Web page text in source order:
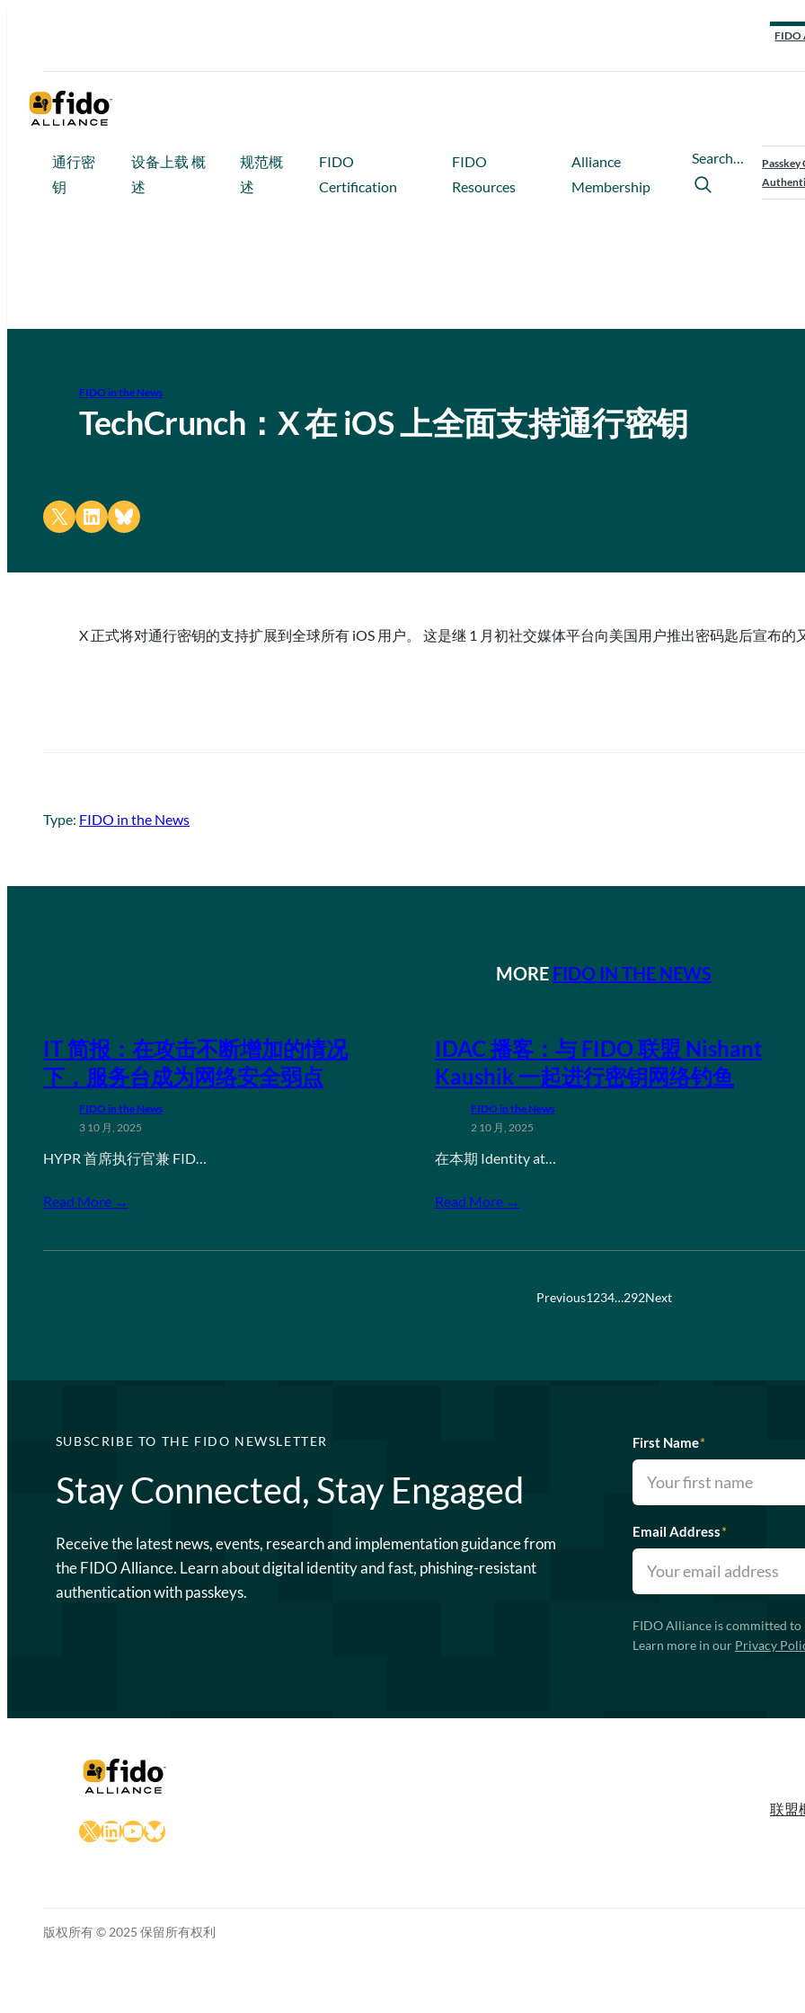
FIDO
通行密
钥
设备上载 概
述
规范概
述
FIDO
Certification
FIDO
Resources
Alliance
Membership
Search…
Passkey
FIDO in the News
TechCrunch：X 在 iOS 上全面支持通行密钥
Share on X Share on LinkedIn
Share on Bluesky
X 正式将对通行密钥的支持扩展到全球所有 iOS 用户。 这是继 1 月初社交媒体平台向美国用户推出密码匙后宣布的
Type: FIDO in the News
MORE FIDO IN THE NEWS
IT 简报：在攻击不断增加的情况
下，服务台成为网络安全弱点
FIDO in the News
3 10 月, 2025
HYPR 首席执行官兼 FID…
Read More →
IDAC 播客：与 FIDO 联盟 Nishant
Kaushik 一起进行密钥网络钓鱼
FIDO in the News
2 10 月, 2025
在本期 Identity at…
Read More →
Previous1234…292Next
SUBSCRIBE TO THE FIDO NEWSLETTER
Stay Connected, Stay Engaged
Receive the latest news, events, research and implementation guidance from
the FIDO Alliance. Learn about digital identity and fast, phishing-resistant
authentication with passkeys.
First Name*
Email Address*
FIDO Alliance is committed
Learn more in our Privacy
X LinkedIn
YouTube
Bluesky
联盟
版权所有 © 2025 保留所有权利